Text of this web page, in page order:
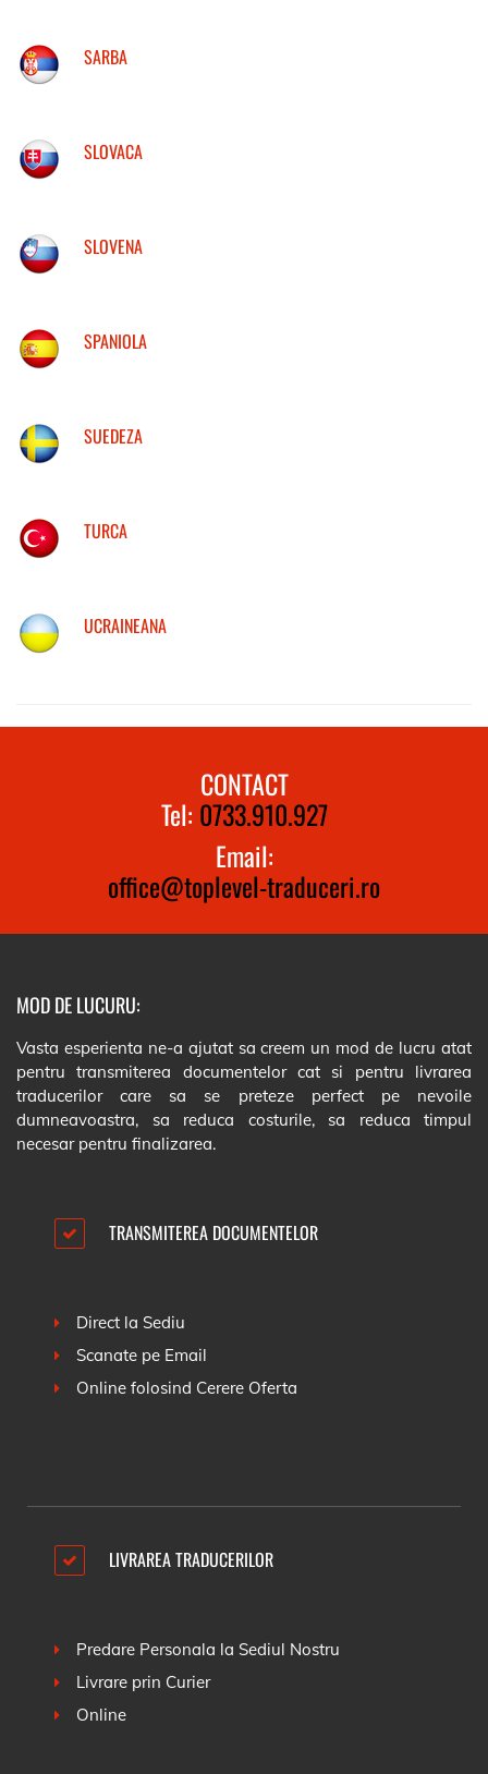
SARBA
SLOVACA
SLOVENA
SPANIOLA
SUEDEZA
TURCA
UCRAINEANA
CONTACT
Tel: 0733.910.927
Email:
office@toplevel-traduceri.ro
MOD DE LUCURU:
Vasta esperienta ne-a ajutat sa creem un mod de lucru atat
pentru transmiterea documentelor cat si pentru livrarea
traducerilor care sa se preteze perfect pe nevoile
dumneavoastra, sa reduca costurile, sa reduca timpul
necesar pentru finalizarea.
TRANSMITEREA DOCUMENTELOR
Direct la Sediu
Scanate pe Email
Online folosind Cerere Oferta
LIVRAREA TRADUCERILOR
Predare Personala la Sediul Nostru
Livrare prin Curier
Online